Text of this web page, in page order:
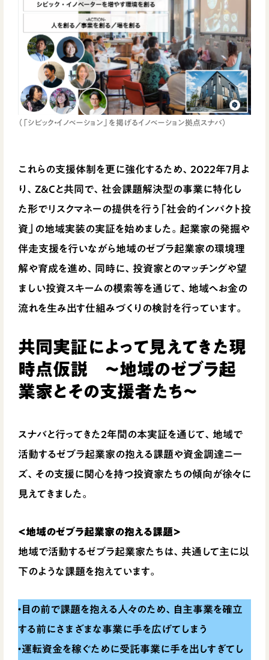
（「シビック・イノベーション」を掲げるイノベーション拠点スナバ）
これらの支援体制を更に強化するため、2022年7月よ
り、Z&Cと共同で、社会課題解決型の事業に特化し
た形でリスクマネーの提供を行う「社会的インパクト投
資」の地域実装の実証を始めました。起業家の発掘や
伴走支援を行いながら地域のゼブラ起業家の環境理
解や育成を進め、同時に、投資家とのマッチングや望
ましい投資スキームの模索等を通じて、地域へお金の
流れを生み出す仕組みづくりの検討を行っています。
共同実証によって見えてきた現
時点仮説 〜地域のゼブラ起
業家とその支援者たち〜
スナバと行ってきた2年間の本実証を通じて、地域で
活動するゼブラ起業家の抱える課題や資金調達ニー
ズ、その支援に関心を持つ投資家たちの傾向が徐々に
見えてきました。
<地域のゼブラ起業家の抱える課題>
地域で活動するゼブラ起業家たちは、共通して主に以
下のような課題を抱えています。
・目の前で課題を抱える人々のため、自主事業を確立
する前にさまざまな事業に手を広げてしまう
・運転資金を稼ぐために受託事業に手を出しすぎてし